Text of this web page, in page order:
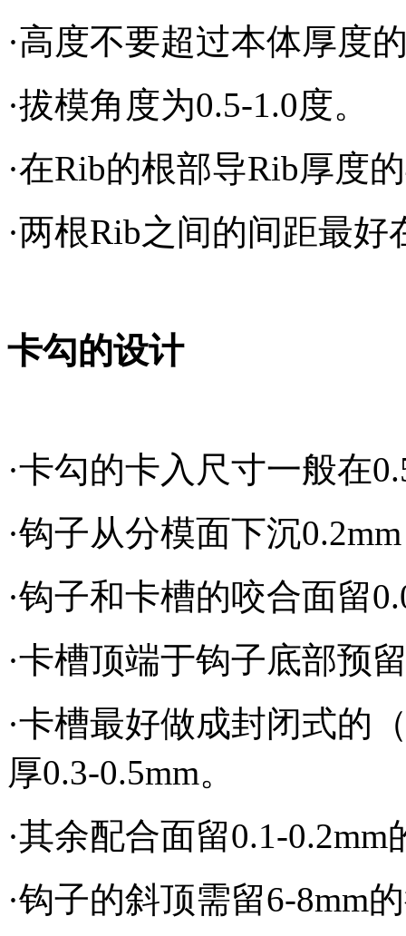
·高度不要超过本体厚度
·拔模角度为0.5-1.0度。
·在Rib的根部导Rib厚度的
·两根Rib之间的间距最好
卡勾的设计
·卡勾的卡入尺寸一般在
·钩子从分模面下沉0.2mm
·钩子和卡槽的咬合面留
·卡槽顶端于钩子底部预
·卡槽最好做成封闭式的
厚0.3-0.5mm。
·其余配合面留0.1-0.2mm
·钩子的斜顶需留6-8mm